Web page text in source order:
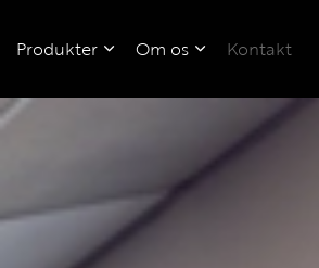
Produkter Om os Kontakt